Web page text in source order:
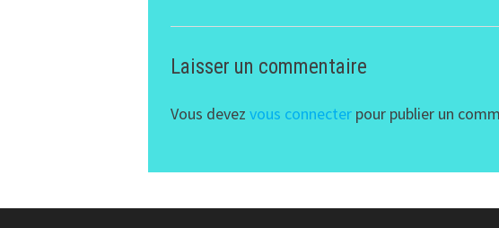
Laisser un commentaire
Vous devezvous connecter pour publier un